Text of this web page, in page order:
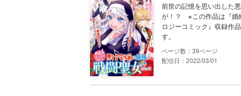
前世の記憶を思い出した
が！？ ※この作品は『婚
ロジーコミック』収録作
す。
39
配信日：2022/03/01